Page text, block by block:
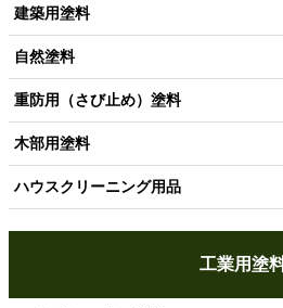
建築用塗料
自然塗料
重防用（さび止め）塗料
木部用塗料
ハウスクリーニング用品
工業用塗